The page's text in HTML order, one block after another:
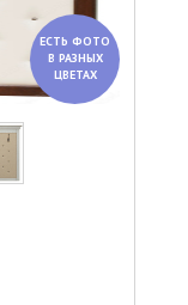
ЕСТЬ ФОТО
В РАЗНЫХ
ЦВЕТАХ